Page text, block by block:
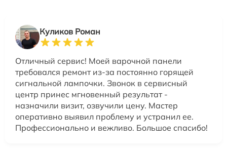
Куликов Роман
Отличный сервис! Моей варочной панели
требовался ремонт из-за постоянно горящей
сигнальной лампочки. Звонок в сервисный
центр принес мгновенный результат -
назначили визит, озвучили цену. Мастер
оперативно выявил проблему и устранил ее.
Профессионально и вежливо. Большое спасибо!